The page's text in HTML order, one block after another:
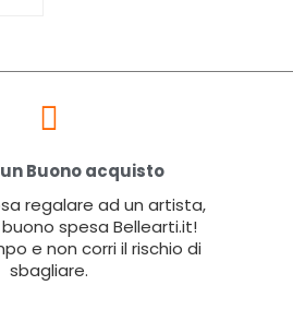
Buono acquisto
regalare ad un artista,
spesa Bellearti.it!
e non corri il rischio di
sbagliare.